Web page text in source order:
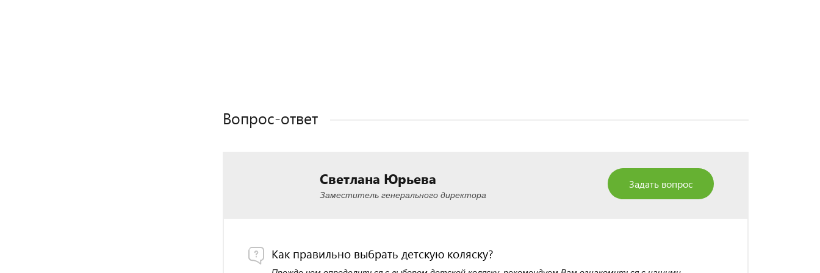
Вопрос-ответ
Светлана Юрьева
Заместитель генерального директора
Задать вопрос
Как правильно выбрать детскую коляску?